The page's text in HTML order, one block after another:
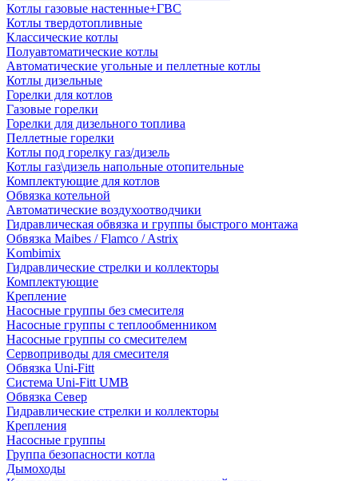
Котлы газовые настенные+ГВС
Котлы твердотопливные
Классические котлы
Полуавтоматические котлы
Автоматические угольные и пеллетные котлы
Котлы дизельные
Горелки для котлов
Газовые горелки
Горелки для дизельного топлива
Пеллетные горелки
Котлы под горелку газ/дизель
Котлы газ\дизель напольные отопительные
Комплектующие для котлов
Обвязка котельной
Автоматические воздухоотводчики
Гидравлическая обвязка и группы быстрого монтажа
Обвязка Maibes / Flamco / Astrix
Kombimix
Гидравлические стрелки и коллекторы
Комплектующие
Крепление
Насосные группы без смесителя
Насосные группы с теплообменником
Насосные группы со смесителем
Сервоприводы для смесителя
Обвязка Uni-Fitt
Система Uni-Fitt UMB
Обвязка Север
Гидравлические стрелки и коллекторы
Крепления
Насосные группы
Группа безопасности котла
Дымоходы